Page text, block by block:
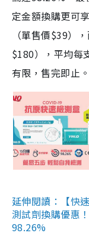
定金額換購更可
（單售價$39）
$180），平均每
有限，售完即止。
延伸閱讀：【快
測試劑換購優惠
98.26%